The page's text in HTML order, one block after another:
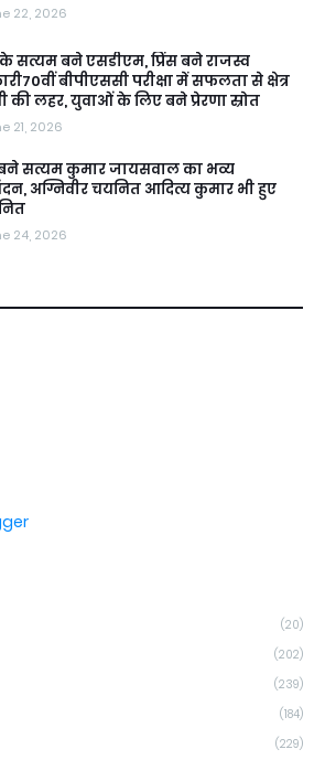
22, 2026
सत्यम बने एसडीएम, प्रिंस बने राजस्व
बीपीएससी परीक्षा में सफलता से क्षेत्र
की लहर, युवाओं के लिए बने प्रेरणा स्रोत
21, 2026
सत्यम कुमार जायसवाल का भव्य
अग्निवीर चयनित आदित्य कुमार भी हुए
24, 2026
(20)
(202)
(239)
(184)
(229)